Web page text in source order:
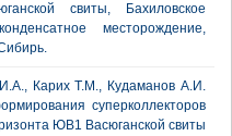
свиты, Бахиловское
месторождение,
Карих Т.М., Кудаманов А.И.
суперколлекторов
ЮВ1 Васюганской свиты